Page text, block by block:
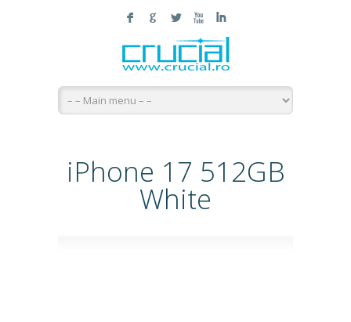
F G L X I
iPhone 17 512GB
White